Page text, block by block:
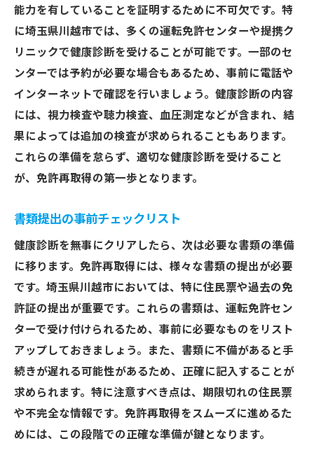
能力を有していることを証明するために不可欠です。特
に埼玉県川越市では、多くの運転免許センターや提携ク
リニックで健康診断を受けることが可能です。一部のセ
ンターでは予約が必要な場合もあるため、事前に電話や
インターネットで確認を行いましょう。健康診断の内容
には、視力検査や聴力検査、血圧測定などが含まれ、結
果によっては追加の検査が求められることもあります。
これらの準備を怠らず、適切な健康診断を受けること
が、免許再取得の第一歩となります。
書類提出の事前チェックリスト
健康診断を無事にクリアしたら、次は必要な書類の準備
に移ります。免許再取得には、様々な書類の提出が必要
です。埼玉県川越市においては、特に住民票や過去の免
許証の提出が重要です。これらの書類は、運転免許セン
ターで受け付けられるため、事前に必要なものをリスト
アップしておきましょう。また、書類に不備があると手
続きが遅れる可能性があるため、正確に記入することが
求められます。特に注意すべき点は、期限切れの住民票
や不完全な情報です。免許再取得をスムーズに進めるた
めには、この段階での正確な準備が鍵となります。